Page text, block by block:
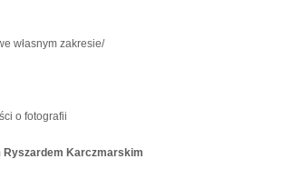
własnym zakresie/
o fotografii
Ryszardem Karczmarskim